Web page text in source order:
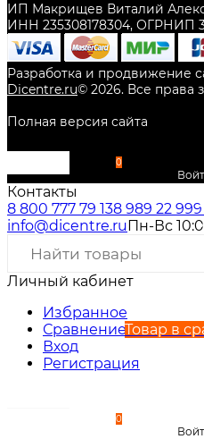
ИП Макрищев Виталий
ИНН 235308178304, ОГРНИП
Разработка и продвижение
Dicentre.ru© 2026. Все права
Полная версия сайта
0
Контакты
8 800 777 79 138 989 22 999
info@dicentre.ru Пн-Вс
Личный кабинет
Избранное
СравнениеТовар в
Вход
Регистрация
0